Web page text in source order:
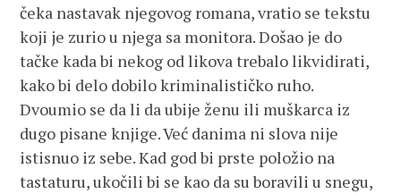
čeka nastavak njegovog romana, vratio se tekstu
koji je zurio u njega sa monitora. Došao je do
tačke kada bi nekog od likova trebalo likvidirati,
kako bi delo dobilo kriminalističko ruho.
Dvoumio se da li da ubije ženu ili muškarca iz
dugo pisane knjige. Već danima ni slova nije
istisnuo iz sebe. Kad god bi prste položio na
tastaturu, ukočili bi se kao da su boravili u snegu,